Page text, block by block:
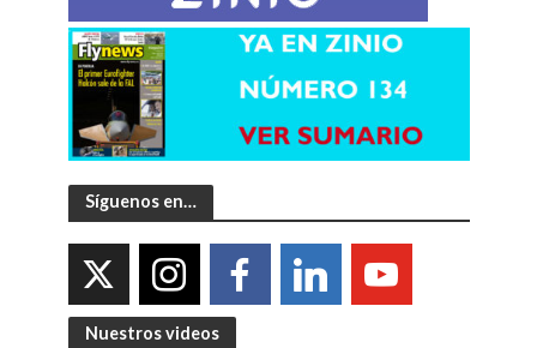
Síguenos en…
Nuestros videos